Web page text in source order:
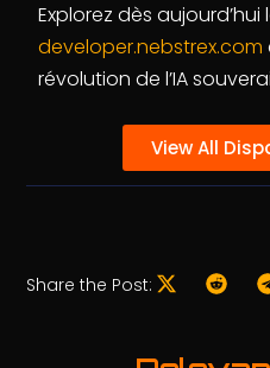
Explorez dès aujourd’hui
developer.nebstrex.com
révolution de l’IA
View All
Share the Post: